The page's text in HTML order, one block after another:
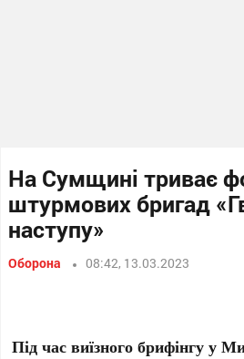
На Сумщині триває
штурмових бригад
наступу»
Оборона 08:42, 13.03.2023
Під час виїзного брифінгу у